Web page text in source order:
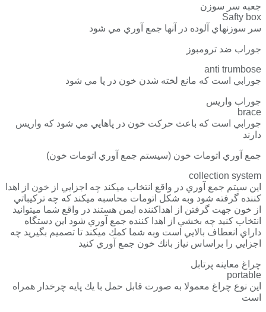
جعبه سر سوزن
Safty box
سر سوزنهاي آلوده در آنها جمع آوري مي شود
جوراب ضد ترومبوز
anti trumbose
جورابي است كه مانع لخته شدن خون در پا مي شود
جوراب واريس
brace
جورابي است كه باعث حركت خون در پاهايي مي شود كه واريس
دارند
جمع آوري اتومات خون (سيستم جمع آوري اتومات خون)
collection system
اين سيتم جمع آوري در واقع انتخاب ميكند چه اجزايي از خون از اهدا
كننده گرفته شود وبه شكل اتومات محاسبه ميكند كه چه تركيباتي
از خون جهت گرفتن از اهداكننده ايمن هستند در واقع شما ميتوانيد
انتخاب كنيد چه بخشي از اهدا كننده جمع آوري شود اين دستگاه
داراي انعطاف بالايي است وبه شما كمك ميكند تا تصميم بگيريد چه
اجزايي را براساس نياز بانك خون جمع آوري كنيد
چراغ معاينه پرتابل
portable
اين نوع چراغ معمولا به صورت قابل حمل با يك پايه چرخدار همراه
است